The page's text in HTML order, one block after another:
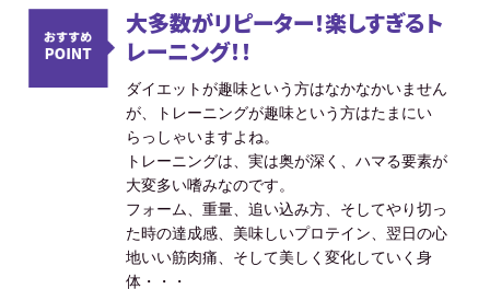
大多数がリピーター！楽しすぎるト
レーニング！！
ダイエットが趣味という方はなかなかいません
が、トレーニングが趣味という方はたまにい
らっしゃいますよね。
トレーニングは、実は奥が深く、ハマる要素が
大変多い嗜みなのです。
フォーム、重量、追い込み方、そしてやり切っ
た時の達成感、美味しいプロテイン、翌日の心
地いい筋肉痛、そして美しく変化していく身
体・・・